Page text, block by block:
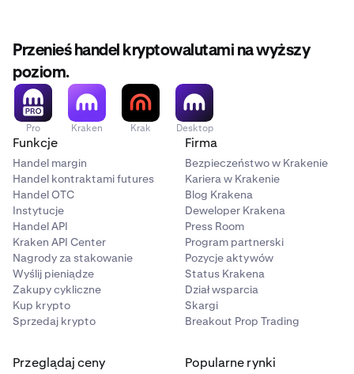
Przenieś handel kryptowalutami na wyższy
poziom.
Pro Kraken Krak Desktop
Funkcje
Handel margin
Handel kontraktami futures
Handel OTC
Instytucje
Handel API
Kraken API Center
Nagrody za stakowanie
Wyślij pieniądze
Zakupy cykliczne
Kup krypto
Sprzedaj krypto
Firma
Bezpieczeństwo w Krakenie
Kariera w Krakenie
Blog Krakena
Deweloper Krakena
Press Room
Program partnerski
Pozycje aktywów
Status Krakena
Dział wsparcia
Skargi
Breakout Prop Trading
Przeglądaj ceny Popularne rynki